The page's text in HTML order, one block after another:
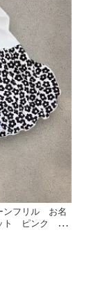
ンフリル お名
ト ピンク ブ
ライフ 犬
えじゃない